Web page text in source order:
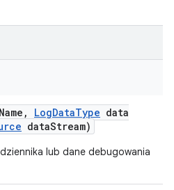
Name , LogDataType data
dataStream)
lub dane debugowania